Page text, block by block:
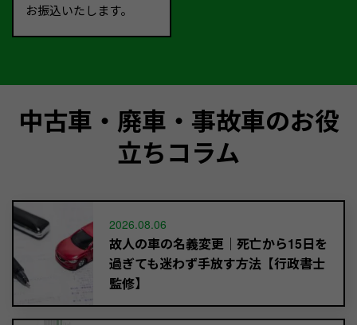
お振込いたします。
中古車・廃車・事故車のお役
立ちコラム
2026.08.06
故人の車の名義変更｜死亡から15日を
過ぎても迷わず手放す方法【行政書士
監修】